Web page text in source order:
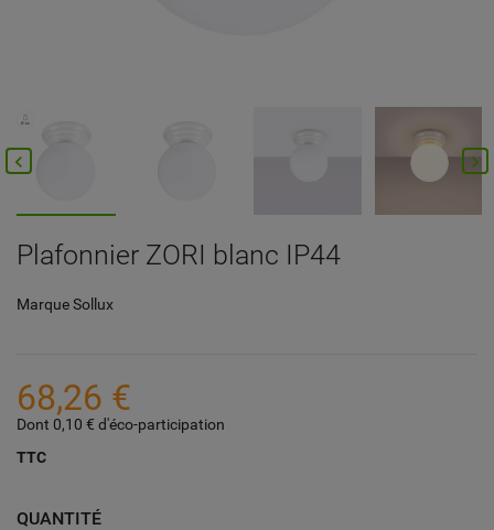
 
Plafonnier ZORI blanc IP44
MarqueSollux
68,26 €
Dont 0,10 € d'éco-participation
TTC
QUANTITÉ